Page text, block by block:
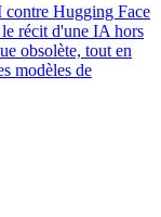
contre Hugging Face
récit d'une IA hors
obsolète, tout en
modèles de